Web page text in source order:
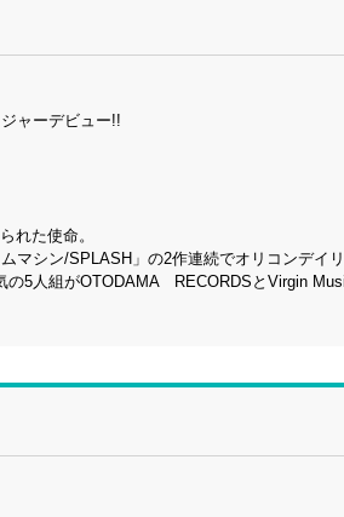
ャーデビュー!!
れた使命。
マシン/SPLASH」の2作連続でオリコンデイ
の5人組がOTODAMA RECORDSとVirgin